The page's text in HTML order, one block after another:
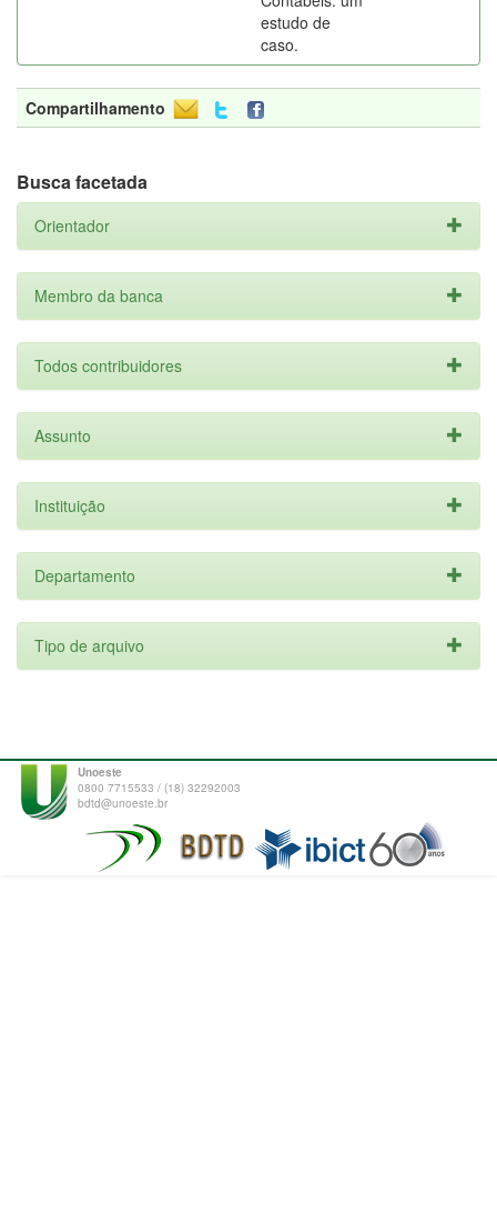
estudo de
caso.
Compartilhamento
Busca facetada
Orientador
Membro da banca
Todos contribuidores
Assunto
Instituição
Departamento
Tipo de arquivo
Unoeste
0800 7715533 / (18) 32292003
bdtd@unoeste.br